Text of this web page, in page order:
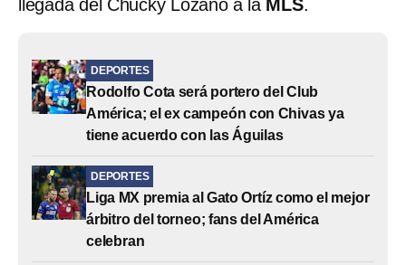
llegada del Chucky Lozano a la MLS.
DEPORTES
Rodolfo Cota será portero del Club
América; el ex campeón con Chivas ya
tiene acuerdo con las Águilas
DEPORTES
Liga MX premia al Gato Ortíz como el mejor
árbitro del torneo; fans del América
celebran